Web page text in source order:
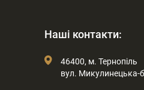
Наші контакти:
46400, м. Тернопіль
вул. Микулинецька-